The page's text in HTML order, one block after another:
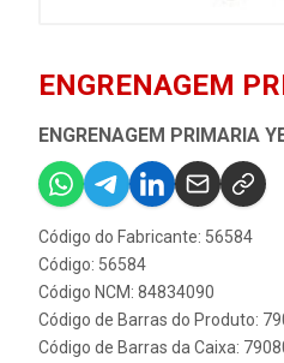
ENGRENAGEM
ENGRENAGEM PRIMARIA
Código do Fabricante: 56584
Código: 56584
Código NCM: 84834090
Código de Barras do Produto:
Código de Barras da Caixa: